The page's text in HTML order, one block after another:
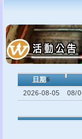
日期 6
2026-08-05
08/